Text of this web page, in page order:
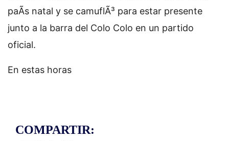
paÃ­s natal y se camuflÃ³ para estar presente
junto a la barra del Colo Colo en un partido
oficial.
En estas horas
COMPARTIR: